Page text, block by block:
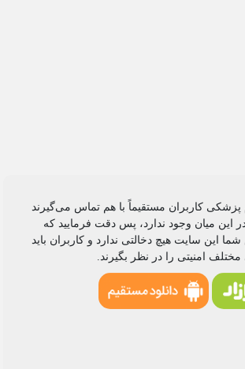
پزشکی کاربران مستقیماً با هم تماس می‌گیرند
این میان وجود ندارد، پس دقت فرمایید که
این سایت هیچ دخالتی ندارد و کاربران باید
امنیتی را در نظر بگیرند.